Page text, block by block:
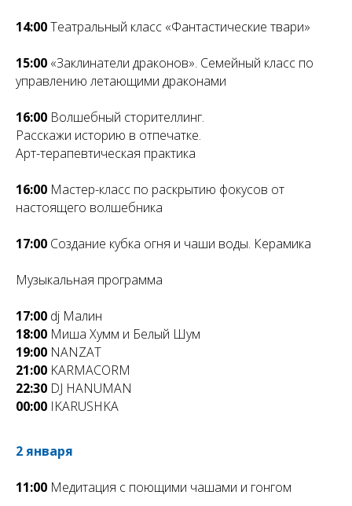
14:00Театральный класс «Фантастические твари»
15:00 «Заклинатели драконов». Семейный класс по
управлению летающими драконами
16:00 Волшебный сторителлинг.
Расскажи историю в отпечатке.
Арт-терапевтическая практика
16:00 Мастер-класс по раскрытию фокусов от
настоящего волшебника
17:00 Создание кубка огня и чаши воды. Керамика
Музыкальная программа
17:00 dj Малин
18:00 Миша Хумм и Белый Шум
19:00 NANZAT
21:00 KARMACORM
22:30 DJ HANUMAN
00:00 IKARUSHKA
2 января
11:00 Медитация с поющими чашами и гонгом